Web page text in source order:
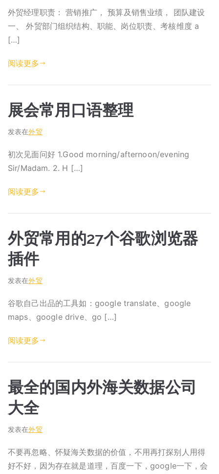
外贸经理职责： 营销推广， 预算及销售业绩， 团队建设
一、 外贸部门组织结构、职能、岗位职责、考核维度 a
[…]
阅读更多
展会常用口语整理
发表在外贸
初次见面问好 1.Good morning/afternoon/evening
Sir/Madam. 2. H […]
阅读更多
外贸常用的27个谷歌浏览器
插件
发表在外贸
谷歌自己出品的工具如：google translate、google
maps、google drive、go […]
阅读更多
最全的国内外海关数据公司
大全
发表在外贸
不要再忽略、怀疑海关数据的价值，不用再打探别人用得
好不好，因为存在就是道理，百度一下，google一下，会